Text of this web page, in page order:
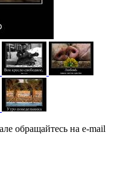
обращайтесь на e-mail